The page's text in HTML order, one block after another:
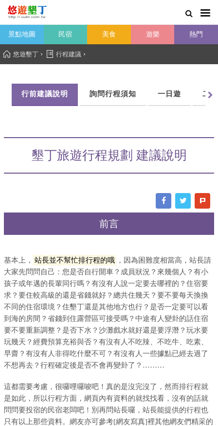
景點地圖 民宿 美食 遊樂 熱門
悠遊墾丁 › 行程建議 ›
行前建議說明 詢問行程須知 一日遊 二
墾丁旅遊行程規劃 建議說明
前言
基本上， 站長並不幫忙排行程的哦 ，因為困難度相當高，站長請
大家先問問自己：您是否自行開車？成員狀況？來幾個人？有小
孩子或年邁的長輩同行嗎？有沒有人說一定要去哪裡的？住宿要
求？要住較高級的還是省錢就好？總共住幾天？要不要每天換換
不同的住宿環境？住墾丁還是其他地方也行？是否一定要可以看
到海的房間？省錢到住露營區可接受嗎？中途有人變卦的話住宿
要不要重新調整？是否下水？沙灘戲水就好還是要浮潛？玩水要
玩幾天？經費預算充裕與否？有沒有人不吃辣、不吃牛、吃素、
早齋？有沒有人非得吃什麼不可？有沒有人一些據點已經去過了
不想再去？行程確定後是否不會再變卦了？………
這都需要考慮，很囉哩囉唆吧！真的是沒完沒了，然而排行程就
是如此，所以行程方面，網頁內有資料的就找找看，沒有的話就
問問要投宿的民宿老闆吧！別再問站長囉，站長能提供的行程也
只有以上那些資料。網友亦可參考[網友寫真]裡其他網友們精采的